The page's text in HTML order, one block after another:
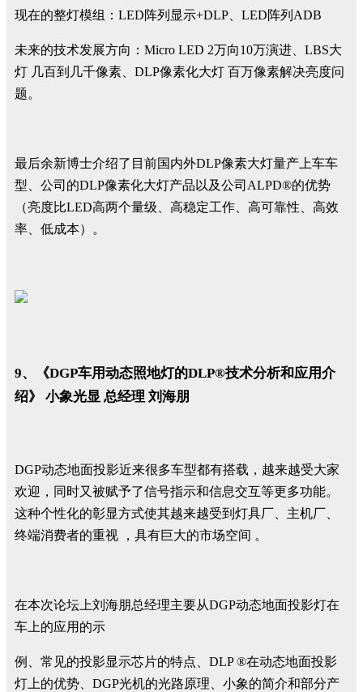
现在的整灯模组：LED阵列显示+DLP、LED阵列ADB
未来的技术发展方向：Micro LED 2万向10万演进、LBS大
灯 几百到几千像素、DLP像素化大灯 百万像素解决亮度问
题。
最后余新博士介绍了目前国内外DLP像素大灯量产上车车
型、公司的DLP像素化大灯产品以及公司ALPD®的优势
（亮度比LED高两个量级、高稳定工作、高可靠性、高效
率、低成本）。
9、《DGP车用动态照地灯的DLP®技术分析和应用介
绍》 小象光显 总经理 刘海朋
DGP动态地面投影近来很多车型都有搭载，越来越受大家
欢迎，同时又被赋予了信号指示和信息交互等更多功能。
这种个性化的彰显方式使其越来越受到灯具厂、主机厂、
终端消费者的重视 ，具有巨大的市场空间 。
在本次论坛上刘海朋总经理主要从DGP动态地面投影灯在
车上的应用的示
例、常见的投影显示芯片的特点、DLP ®在动态地面投影
灯上的优势、DGP光机的光路原理、小象的简介和部分产